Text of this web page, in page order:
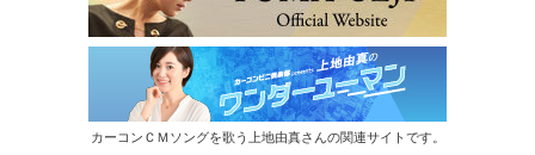
カーコンＣＭソングを歌う上地由真さんの関連サイトです。